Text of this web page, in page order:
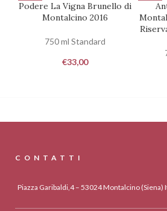
Podere La Vigna Brunello di
Montalcino 2016
750 ml Standard
€33,00
CONTATTI
Piazza Garibaldi,4 – 53024 Montalcino (Siena)